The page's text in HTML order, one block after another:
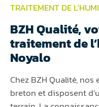
TRAITEMENT DE
BZH Qualité,
traitement de
Noyalo
Chez BZH Qualité,
breton et disposent